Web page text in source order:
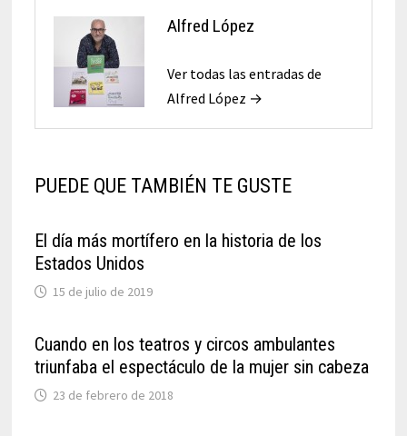
Alfred López
Ver todas las entradas de
Alfred López →
PUEDE QUE TAMBIÉN TE GUSTE
El día más mortífero en la historia de los
Estados Unidos
15 de julio de 2019
Cuando en los teatros y circos ambulantes
triunfaba el espectáculo de la mujer sin cabeza
23 de febrero de 2018